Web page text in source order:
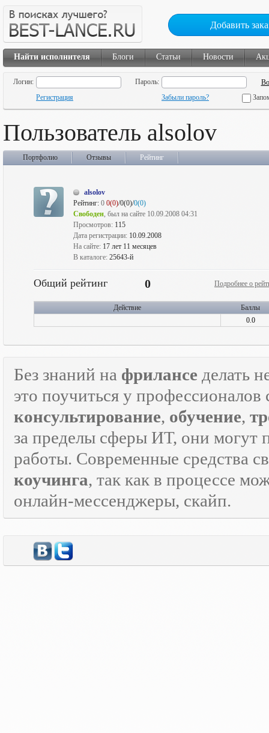
Добавить
Найти исполнителя Блоги Статьи Новости
Логин:
Пароль:
Регистрация
Забыли пароль?
Пользователь alsolov
Портфолио Отзывы Рейтинг
alsolov
Рейтинг: 0 0(0)/0(0)/0(0)
Свободен, был на сайте 10.09.2008 04:31
Просмотров: 115
Дата регистрации: 10.09.2008
На сайте: 17 лет 11 месяцев
В каталоге: 25643-й
Общий рейтинг 0 Подробнее о
Действие
Баллы
0.0
Без знаний на фрилансе делать
это поучиться у
консультирование, обучение,
за пределы сферы ИТ, они могут
работы. Современные средства
коучинга, так как в процессе
онлайн-мессенджеры, скайп.